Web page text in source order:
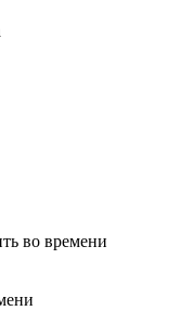
во времени